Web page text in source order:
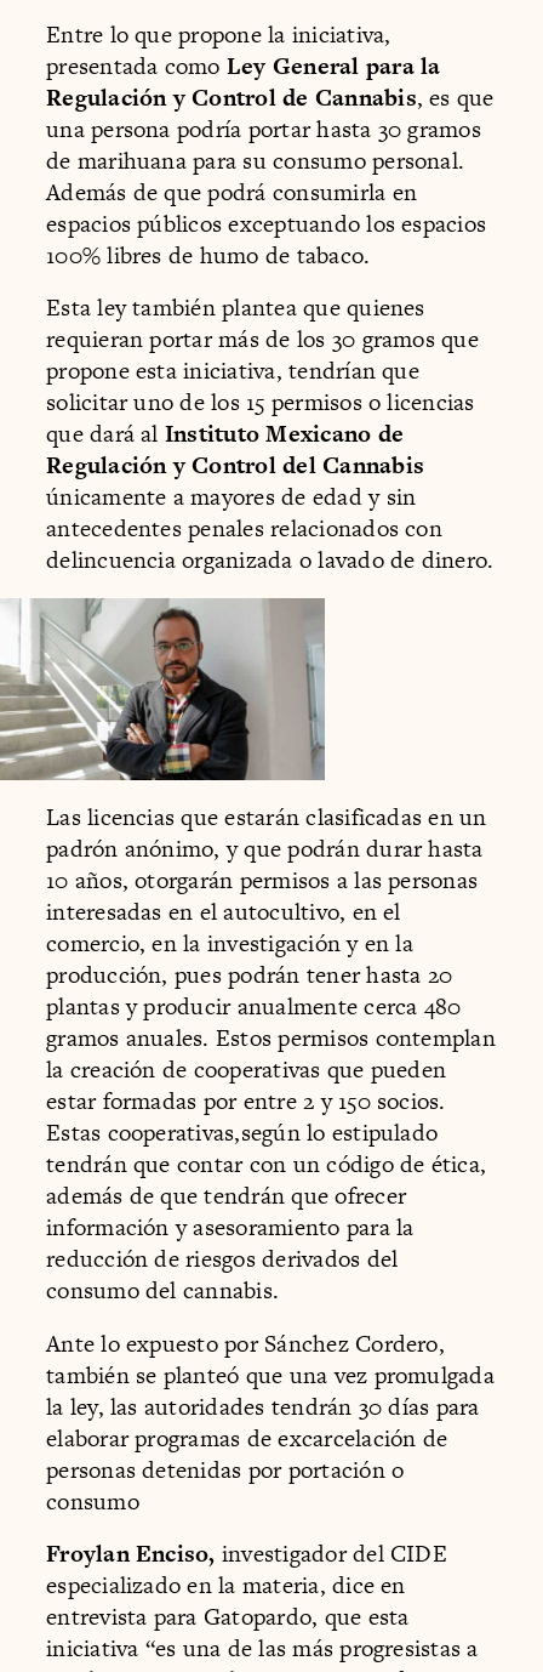
Entre lo que propone la iniciativa,
presentada como Ley General para la
Regulación y Control de Cannabis, es que
una persona podría portar hasta 30 gramos
de marihuana para su consumo personal.
Además de que podrá consumirla en
espacios públicos exceptuando los espacios
100% libres de humo de tabaco.
Esta ley también plantea que quienes
requieran portar más de los 30 gramos que
propone esta iniciativa, tendrían que
solicitar uno de los 15 permisos o licencias
que dará al Instituto Mexicano de
Regulación y Control del Cannabis
únicamente a mayores de edad y sin
antecedentes penales relacionados con
delincuencia organizada o lavado de dinero.
Las licencias que estarán clasificadas en un
padrón anónimo, y que podrán durar hasta
10 años, otorgarán permisos a las personas
interesadas en el autocultivo, en el
comercio, en la investigación y en la
producción, pues podrán tener hasta 20
plantas y producir anualmente cerca 480
gramos anuales. Estos permisos contemplan
la creación de cooperativas que pueden
estar formadas por entre 2 y 150 socios.
Estas cooperativas,según lo estipulado
tendrán que contar con un código de ética,
además de que tendrán que ofrecer
información y asesoramiento para la
reducción de riesgos derivados del
consumo del cannabis.
Ante lo expuesto por Sánchez Cordero,
también se planteó que una vez promulgada
la ley, las autoridades tendrán 30 días para
elaborar programas de excarcelación de
personas detenidas por portación o
consumo
Froylan Enciso, investigador del CIDE
especializado en la materia, dice en
entrevista para Gatopardo, que esta
iniciativa “es una de las más progresistas a